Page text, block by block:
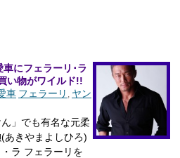
にフェラーリ･ラ
い物がワイルド!!
車 フェラーリ , ヤン
」でも有名な元柔
あきやまよしひろ)
ラ フェラーリを